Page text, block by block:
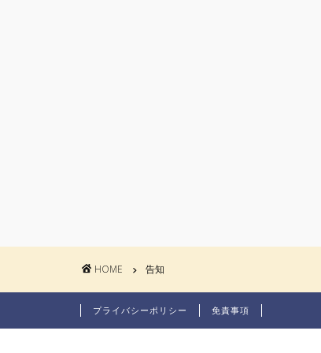
HOME 告知
プライバシーポリシー 免責事項